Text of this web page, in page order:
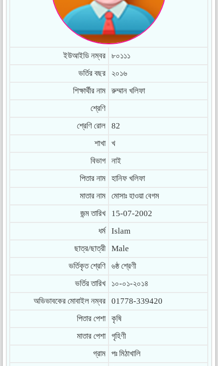
ইউআইডি নম্বর
৮০১১১
ভর্তির বছর
২০১৬
শিক্ষার্থীর নাম
রুম্মান খলিফা
শ্রেণি
শ্রেণি রোল
82
শাখা
খ
বিভাগ
নাই
পিতার নাম
হানিফ খলিফা
মাতার নাম
মোসাঃ হাওয়া বেগম
জন্ম তারিখ
15-07-2002
ধর্ম
Islam
ছাত্র/ছাত্রী
Male
ভর্তিকৃত শ্রেণি
৬ষ্ঠ শ্রেণী
ভর্তির তারিখ
১০-০১-২০১৪
অভিভাবকের মোবাইল নম্বর
01778-339420
পিতার পেশা
কৃষি
মাতার পেশা
গৃহিণী
গ্রাম
পঃ মিঠাখালি